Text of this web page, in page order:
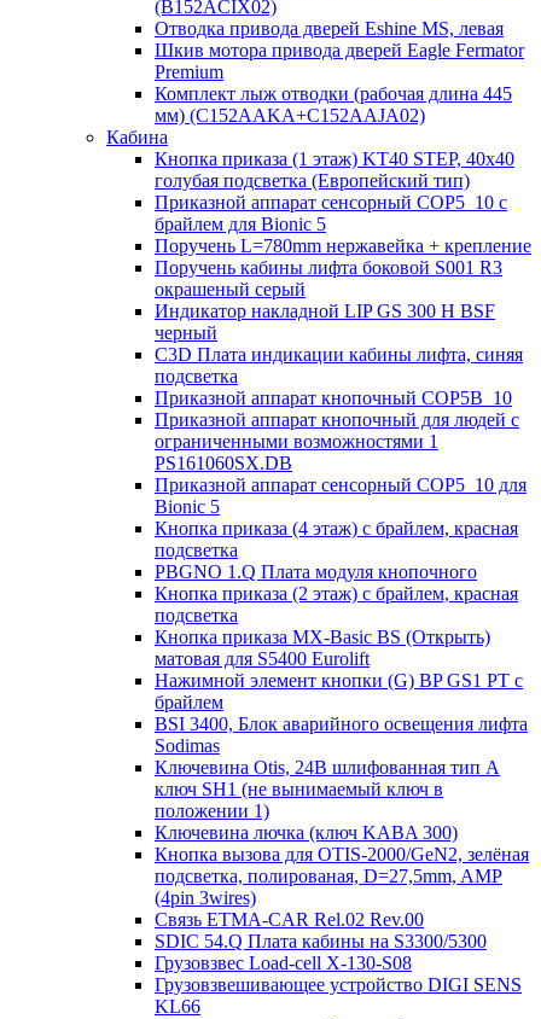
(B152ACIX02)
Отводка привода дверей Eshine MS, левая
Шкив мотора привода дверей Eagle Fermator
Premium
Комплект лыж отводки (рабочая длина 445
мм) (C152AAKA+C152AAJA02)
Кабина
Кнопка приказа (1 этаж) KT40 STEP, 40х40
голубая подсветка (Европейский тип)
Приказной аппарат сенсорный COP5_10 с
брайлем для Bionic 5
Поручень L=780mm нержавейка + крепление
Поручень кабины лифта боковой S001 R3
окрашеный серый
Индикатор накладной LIP GS 300 H BSF
черный
C3D Плата индикации кабины лифта, синяя
подсветка
Приказной аппарат кнопочный COP5B_10
Приказной аппарат кнопочный для людей с
ограниченными возможностями 1
PS161060SX.DB
Приказной аппарат сенсорный COP5_10 для
Bionic 5
Кнопка приказа (4 этаж) с брайлем, красная
подсветка
PBGNO 1.Q Плата модуля кнопочного
Кнопка приказа (2 этаж) с брайлем, красная
подсветка
Кнопка приказа MX-Basic BS (Открыть)
матовая для S5400 Eurolift
Нажимной элемент кнопки (G) BP GS1 PT с
брайлем
BSI 3400, Блок аварийного освещения лифта
Sodimas
Ключевина Otis, 24В шлифованная тип А
ключ SH1 (не вынимаемый ключ в
положении 1)
Ключевина лючка (ключ KABA 300)
Кнопка вызова для OTIS-2000/GeN2, зелёная
подсветка, полированая, D=27,5mm, AMP
(4pin 3wires)
Связь ETMA-CAR Rel.02 Rev.00
SDIC 54.Q Плата кабины на S3300/5300
Грузовзвес Load-cell X-130-S08
Грузовзвешивающее устройство DIGI SENS
KL66